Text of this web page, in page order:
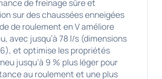
de freinage sûre et
sur des chaussées enneigées
de roulement en V améliore
avec jusqu’à 78 l/s (dimensions
et optimise les propriétés
jusqu’à 9 % plus léger pour
au roulement et une plus